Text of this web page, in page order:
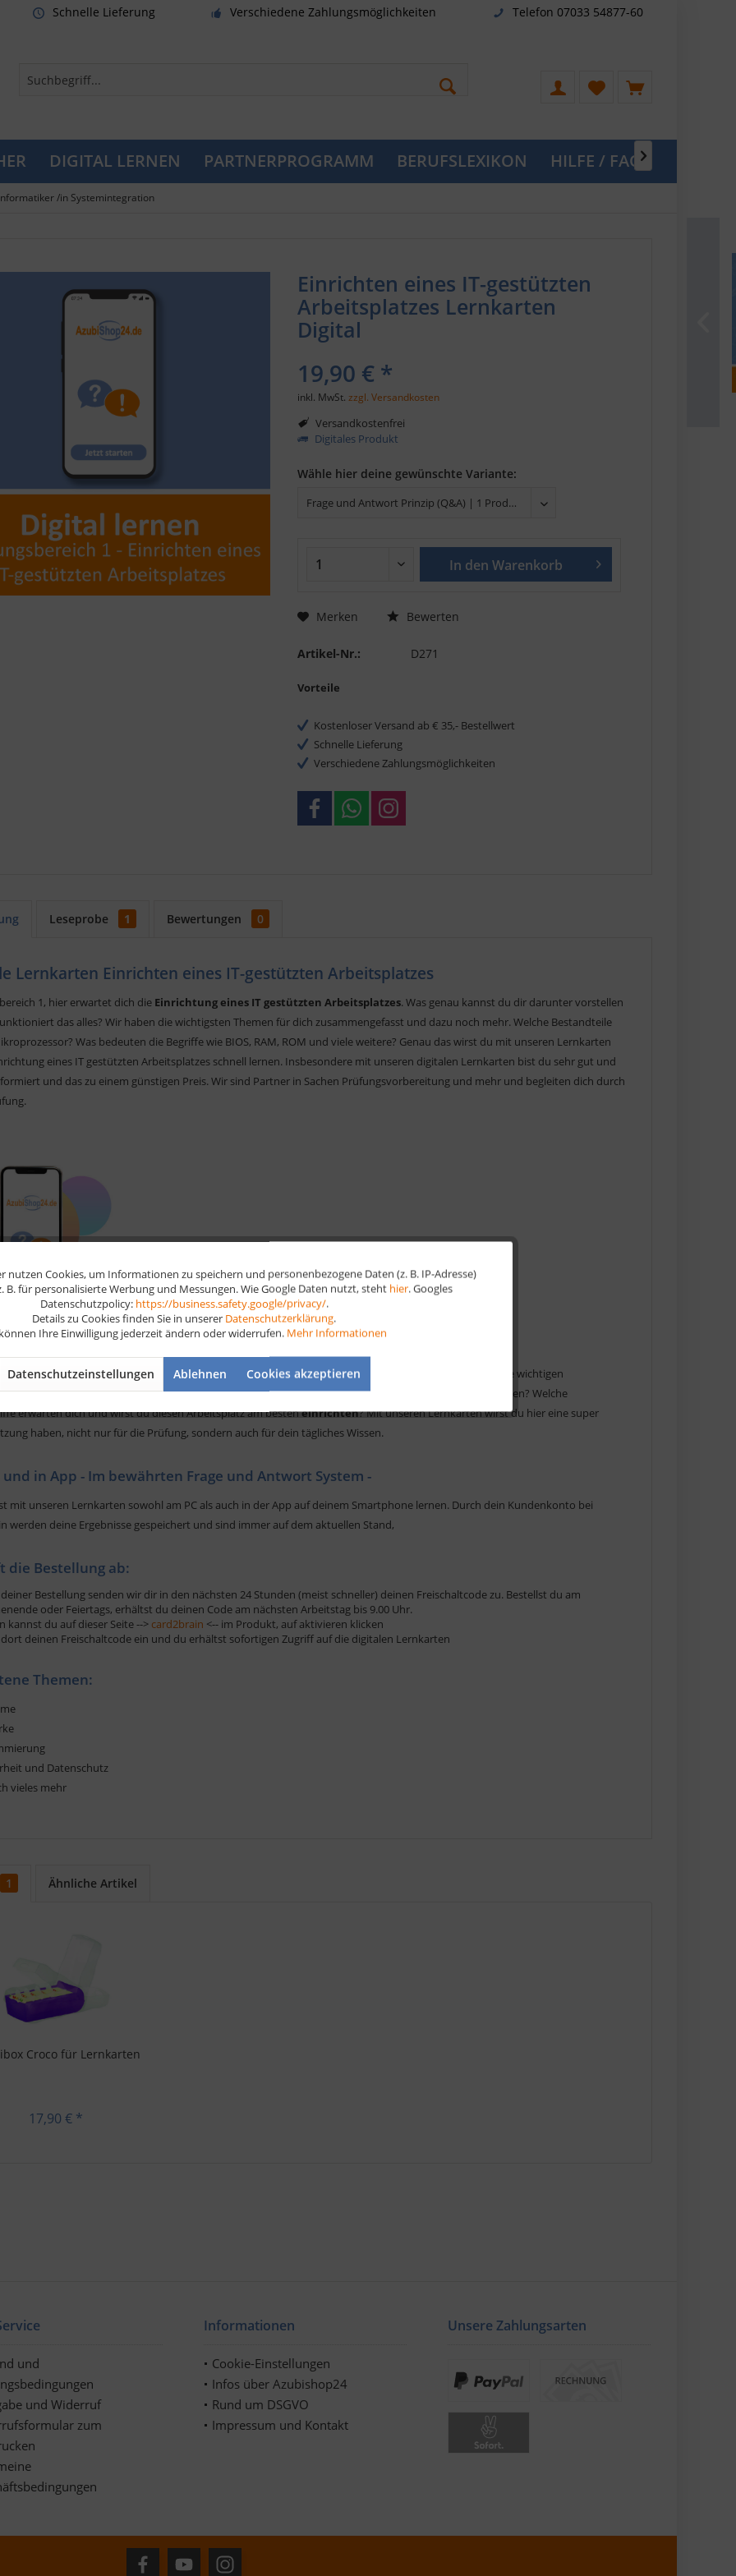
Schnelle Lieferung Verschiedene Zahlungsmöglichkeiten Telefon 07033 54877-60
DIGITAL LERNEN PARTNERPROGRAMM BERUFSLEXIKON HILFE / FAQ
/in Systemintegration
Einrichten eines IT-gestützten
Arbeitsplatzes Lernkarten
Digital
19,90 € *
inkl. MwSt.zzgl. Versandkosten
Versandkostenfrei
Digitales Produkt
Wähle hier deine gewünschte Variante:
In den Warenkorb
Merken Bewerten
Artikel-Nr.: D271
Vorteile
Kostenloser Versand ab € 35,- Bestellwert
Schnelle Lieferung
Verschiedene Zahlungsmöglichkeiten
Leseprobe 1 Bewertungen 0
Lernkarten Einrichten eines IT-gestützten Arbeitsplatzes
1, hier erwartet dich die Einrichtung eines IT gestützten Arbeitsplatzes. Was genau kannst du dir darunter vorstellen
das alles? Wir haben die wichtigsten Themen für dich zusammengefasst und dazu noch mehr. Welche Bestandteile
Was bedeuten die Begriffe wie BIOS, RAM, ROM und viele weitere? Genau das wirst du mit unseren Lernkarten
eines IT gestützten Arbeitsplatzes schnell lernen. Insbesondere mit unseren digitalen Lernkarten bist du sehr gut und
und das zu einem günstigen Preis. Wir sind Partner in Sachen Prüfungsvorbereitung und mehr und begleiten dich durch
ein IT gestützter Arbeitsplatz?
dir nicht gleich alles erzählen, dazu brauchst du unsere Lernkarten. Aber im Grunde geht es hier um alle wichtigen
rund um deinen Arbeitsplatz. Welche Begriffe sind wichtig und worauf sollst du am besten achten? Welche
erwarten dich und wirst du diesen Arbeitsplatz am besteneinrichten? Mit unseren Lernkarten wirst du hier eine super
haben, nicht nur für die Prüfung, sondern auch für dein tägliches Wissen.
in App - Im bewährten Frage und Antwort System -
mit unseren Lernkarten sowohl am PC als auch in der App auf deinem Smartphone lernen. Durch dein Kundenkonto bei
werden deine Ergebnisse gespeichert und sind immer auf dem aktuellen Stand,
die Bestellung ab:
Bestellung senden wir dir in den nächsten 24 Stunden (meist schneller) deinen Freischaltcode zu. Bestellst du am
oder Feiertags, erhältst du deinen Code am nächsten Arbeitstag bis 9.00 Uhr.
kannst du auf dieser Seite --> card2brain <-- im Produkt, auf aktivieren klicken
dort deinen Freischaltcode ein und du erhältst sofortigen Zugriff auf die digitalen Lernkarten
Themen:
und Datenschutz
vieles mehr
1 Ähnliche Artikel
Croco für Lernkarten
17,90 € *
und
und Widerruf
zum
Informationen
Cookie-Einstellungen
Infos über Azubishop24
Rund um DSGVO
Impressum und Kontakt
Unsere Zahlungsarten
Aktiv
nutzen Cookies, um Informationen zu speichern und personenbezogene Daten (z. B. IP-Adresse)
B. für personalisierte Werbung und Messungen. Wie Google Daten nutzt, steht hier. Googles
Datenschutzpolicy: https://business.safety.google/privacy/.
Details zu Cookies finden Sie in unserer Datenschutzerklärung.
Ihre Einwilligung jederzeit ändern oder widerrufen. Mehr Informationen
Datenschutzeinstellungen Ablehnen Cookies akzeptieren